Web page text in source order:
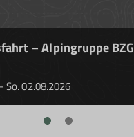
– Alpingruppe BZG
So. 02.08.2026